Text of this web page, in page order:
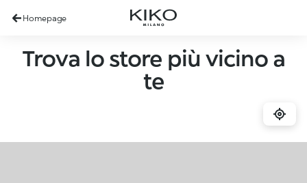
Homepage
Trova lo store più vicino a
te